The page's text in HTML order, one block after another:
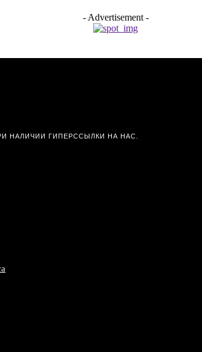
- Advertisement -
НАЛИЧИИ ГИПЕРССЫЛКИ НА НАС.